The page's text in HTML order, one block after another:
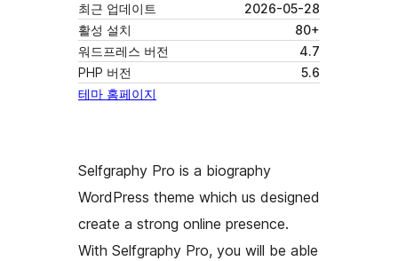
최근 업데이트
2026-05-28
활성 설치
80+
워드프레스 버전
4.7
PHP 버전
5.6
테마 홈페이지
Selfgraphy Pro is a biography
WordPress theme which us designed
create a strong online presence.
With Selfgraphy Pro, you will be able